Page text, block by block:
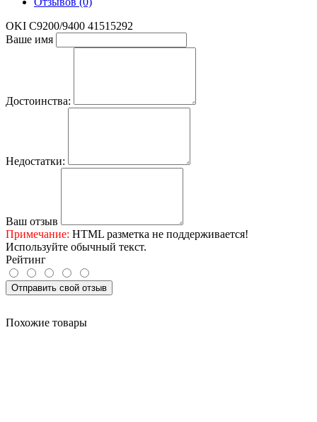
OKI C9200/9400 41515292
Ваше имя
Достоинства:
Недостатки:
Ваш отзыв
Примечание: HTML разметка не поддерживается!
Используйте обычный текст.
Рейтинг
Отправить свой отзыв
Похожие товары